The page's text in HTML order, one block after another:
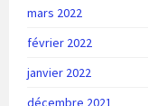
mars 2022
février 2022
janvier 2022
décembre 2021